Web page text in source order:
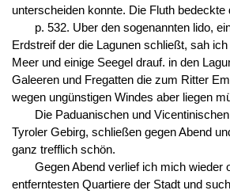
unterscheiden konnte. Die Fluth bedeckte
p. 532. Uber den sogenannten lido,
Erdstreif der die Lagunen schließt, sah
Meer und einige Seegel drauf. in den
Galeeren und Fregatten die zum Ritter
wegen ungünstigen Windes aber liegen
Die Paduanischen und
Tyroler Gebirg, schließen gegen Abend
ganz trefflich schön.
Gegen Abend verlief ich mich wieder
entferntesten Quartiere der Stadt und